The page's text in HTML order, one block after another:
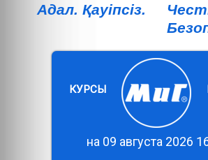
Адал. Қауiпсiз.
КУРСЫ
на 09 августа 2026